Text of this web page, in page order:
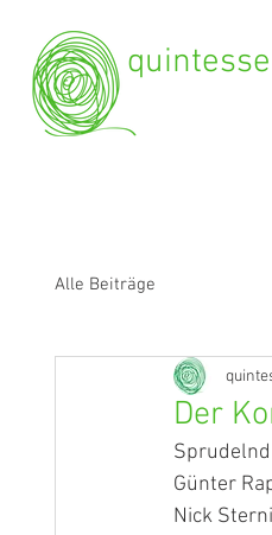
Alle Beiträge
Der
Günter
Nick